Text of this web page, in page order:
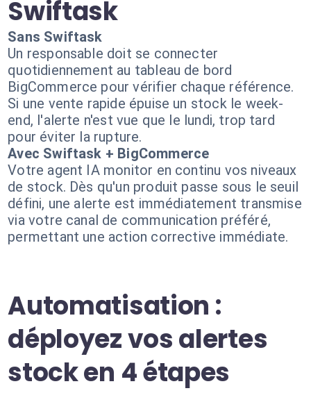
Swiftask
Sans Swiftask
Un responsable doit se connecter
quotidiennement au tableau de bord
BigCommerce pour vérifier chaque référence.
Si une vente rapide épuise un stock le week-
end, l'alerte n'est vue que le lundi, trop tard
pour éviter la rupture.
Avec Swiftask + BigCommerce
Votre agent IA monitor en continu vos niveaux
de stock. Dès qu'un produit passe sous le seuil
défini, une alerte est immédiatement transmise
via votre canal de communication préféré,
permettant une action corrective immédiate.
Automatisation :
déployez vos alertes
stock en 4 étapes